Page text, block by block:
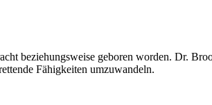
beziehungsweise geboren worden. Dr.
Fähigkeiten umzuwandeln.